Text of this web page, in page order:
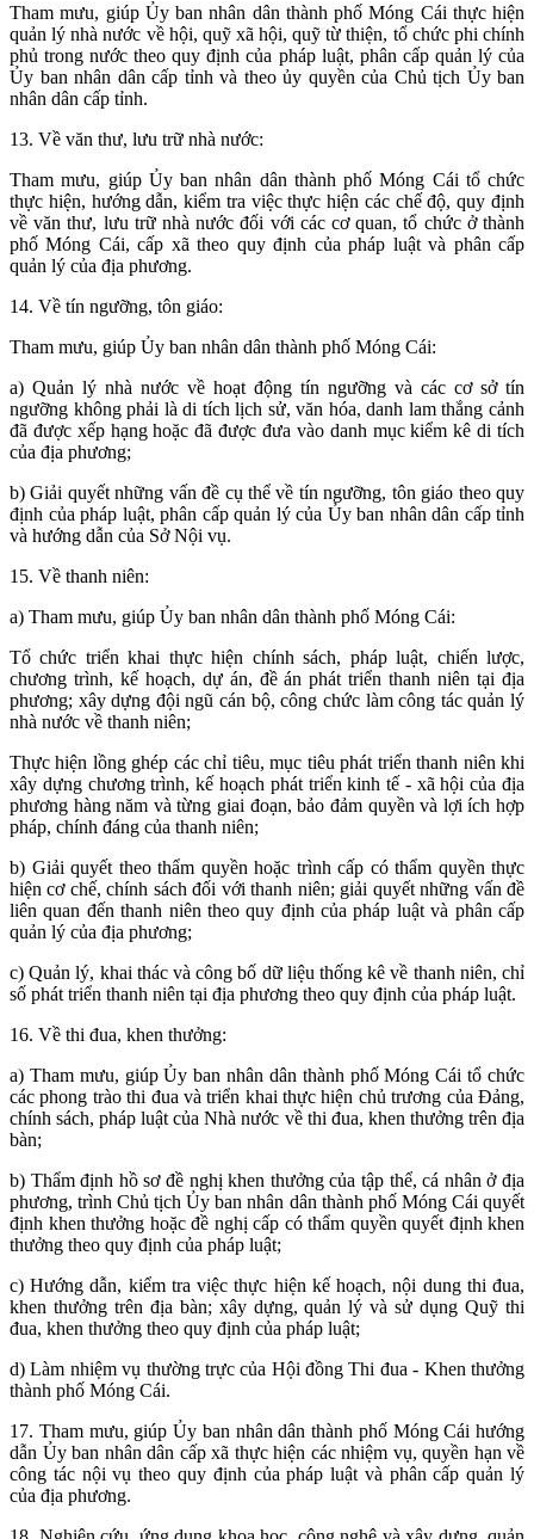
Tham mưu, giúp Ủy ban nhân dân thành phố Móng Cái thực hiện
quản lý nhà nước về hội, quỹ xã hội, quỹ từ thiện, tổ chức phi chính
phủ trong nước theo quy định của pháp luật, phân cấp quản lý của
Ủy ban nhân dân cấp tỉnh và theo ủy quyền của Chủ tịch Ủy ban
nhân dân cấp tỉnh.
13. Về văn thư, lưu trữ nhà nước:
Tham mưu, giúp Ủy ban nhân dân thành phố Móng Cái tổ chức
thực hiện, hướng dẫn, kiểm tra việc thực hiện các chế độ, quy định
về văn thư, lưu trữ nhà nước đối với các cơ quan, tổ chức ở thành
phố Móng Cái, cấp xã theo quy định của pháp luật và phân cấp
quản lý của địa phương.
14. Về tín ngưỡng, tôn giáo:
Tham mưu, giúp Ủy ban nhân dân thành phố Móng Cái:
a) Quản lý nhà nước về hoạt động tín ngưỡng và các cơ sở tín
ngưỡng không phải là di tích lịch sử, văn hóa, danh lam thắng cảnh
đã được xếp hạng hoặc đã được đưa vào danh mục kiểm kê di tích
của địa phương;
b) Giải quyết những vấn đề cụ thể về tín ngưỡng, tôn giáo theo quy
định của pháp luật, phân cấp quản lý của Ủy ban nhân dân cấp tỉnh
và hướng dẫn của Sở Nội vụ.
15. Về thanh niên:
a) Tham mưu, giúp Ủy ban nhân dân thành phố Móng Cái:
Tổ chức triển khai thực hiện chính sách, pháp luật, chiến lược,
chương trình, kế hoạch, dự án, đề án phát triển thanh niên tại địa
phương; xây dựng đội ngũ cán bộ, công chức làm công tác quản lý
nhà nước về thanh niên;
Thực hiện lồng ghép các chỉ tiêu, mục tiêu phát triển thanh niên khi
xây dựng chương trình, kế hoạch phát triển kinh tế - xã hội của địa
phương hàng năm và từng giai đoạn, bảo đảm quyền và lợi ích hợp
pháp, chính đáng của thanh niên;
b) Giải quyết theo thẩm quyền hoặc trình cấp có thẩm quyền thực
hiện cơ chế, chính sách đối với thanh niên; giải quyết những vấn đề
liên quan đến thanh niên theo quy định của pháp luật và phân cấp
quản lý của địa phương;
c) Quản lý, khai thác và công bố dữ liệu thống kê về thanh niên, chỉ
số phát triển thanh niên tại địa phương theo quy định của pháp luật.
16. Về thi đua, khen thưởng:
a) Tham mưu, giúp Ủy ban nhân dân thành phố Móng Cái tổ chức
các phong trào thi đua và triển khai thực hiện chủ trương của Đảng,
chính sách, pháp luật của Nhà nước về thi đua, khen thưởng trên địa
bàn;
b) Thẩm định hồ sơ đề nghị khen thưởng của tập thể, cá nhân ở địa
phương, trình Chủ tịch Ủy ban nhân dân thành phố Móng Cái quyết
định khen thưởng hoặc đề nghị cấp có thẩm quyền quyết định khen
thưởng theo quy định của pháp luật;
c) Hướng dẫn, kiểm tra việc thực hiện kế hoạch, nội dung thi đua,
khen thưởng trên địa bàn; xây dựng, quản lý và sử dụng Quỹ thi
đua, khen thưởng theo quy định của pháp luật;
d) Làm nhiệm vụ thường trực của Hội đồng Thi đua - Khen thưởng
thành phố Móng Cái.
17. Tham mưu, giúp Ủy ban nhân dân thành phố Móng Cái hướng
dẫn Ủy ban nhân dân cấp xã thực hiện các nhiệm vụ, quyền hạn về
công tác nội vụ theo quy định của pháp luật và phân cấp quản lý
của địa phương.